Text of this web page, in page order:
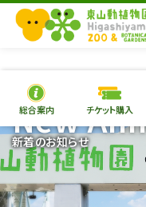
総合案内 チケット購入
新着のお知らせ
New